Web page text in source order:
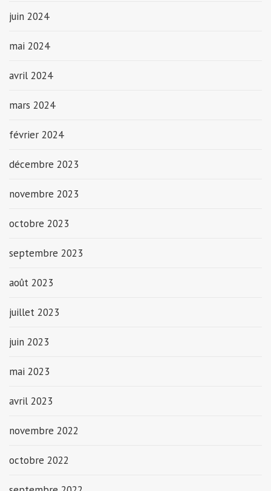
juin 2024
mai 2024
avril 2024
mars 2024
février 2024
décembre 2023
novembre 2023
octobre 2023
septembre 2023
août 2023
juillet 2023
juin 2023
mai 2023
avril 2023
novembre 2022
octobre 2022